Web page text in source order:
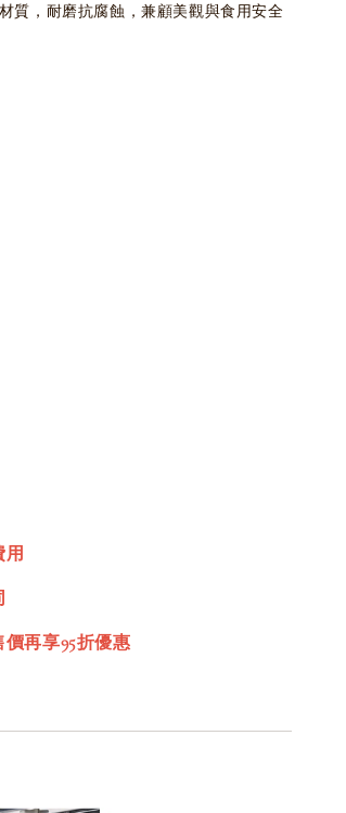
質，耐磨抗腐蝕，兼顧美觀與食用安全
價再享95折優惠